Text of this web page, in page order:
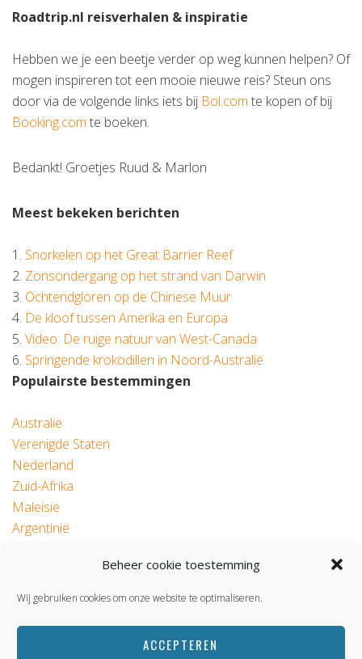
Beheer cookie toestemming
Wij gebruiken cookies om onze website te optimaliseren.
ACCEPTEREN
Roadtrip.nl reisverhalen & inspiratie
Hebben we je een beetje verder op weg kunnen helpen? Of
mogen inspireren tot een mooie nieuwe reis? Steun ons
door via de volgende links iets bij Bol.com te kopen of bij
Booking.com te boeken.
Bedankt! Groetjes Ruud & Marlon
Meest bekeken berichten
1. Snorkelen op het Great Barrier Reef
2. Zonsondergang op het strand van Darwin
3. Ochtendgloren op de Chinese Muur
4. De kloof tussen Amerika en Europa
5. Video: De ruige natuur van West-Canada
6. Springende krokodillen in Noord-Australië
Populairste bestemmingen
Australië
Verenigde Staten
Nederland
Zuid-Afrika
Maleisië
Argentinië
© 2026 Roadtrip.nl